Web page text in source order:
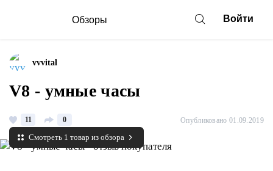
Обзоры Войти
vvvital
V8 - умные часы
11 0 Опубликовано 01.09.2019
Смотреть 1 товар из обзора